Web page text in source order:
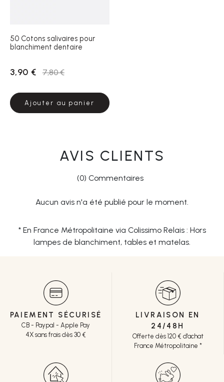
50 Cotons salivaires pour
blanchiment dentaire
3,90 € 7,80 €
Ajouter au panier
AVIS CLIENTS
(0) Commentaires
Aucun avis n'a été publié pour le moment.
* En France Métropolitaine via Colissimo Relais : Hors
lampes de blanchiment, tables et matelas.
PAIEMENT SÉCURISÉ
CB - Paypal - Apple Pay
4X sans frais dès 30 €
LIVRAISON EN
24/48H
Offerte dès 120 € d'achat
France Métropolitaine *